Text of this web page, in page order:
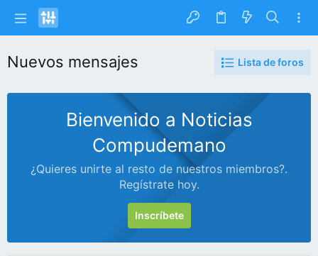
Nuevos mensajes Lista de foros
Bienvenido a Noticias
Compudemano
¿Quieres unirte al resto de nuestros miembros?.
Regístrate hoy.
Inscríbete